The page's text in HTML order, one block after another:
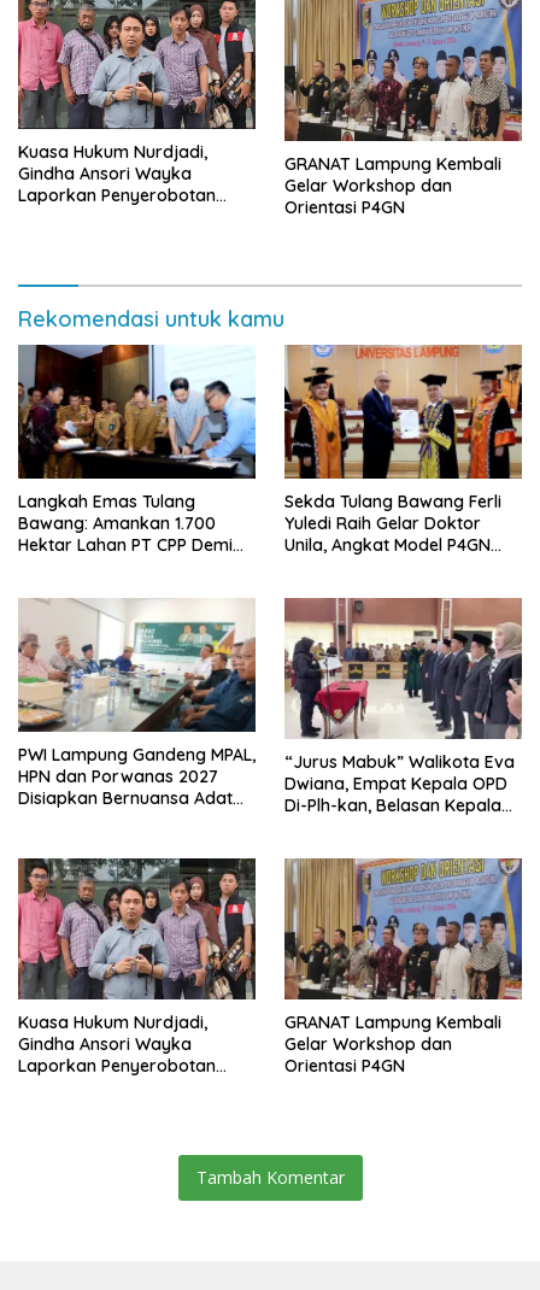
Kuasa Hukum Nurdjadi,
Gindha Ansori Wayka
Laporkan Penyerobotan
GRANAT Lampung Kembali
Gelar Workshop dan
Orientasi P4GN
Rekomendasi untuk kamu
Langkah Emas Tulang
Bawang: Amankan 1.700
Hektar Lahan PT CPP Demi
Sekda Tulang Bawang Ferli
Yuledi Raih Gelar Doktor
Unila, Angkat Model P4GN
PWI Lampung Gandeng MPAL,
HPN dan Porwanas 2027
Disiapkan Bernuansa Adat
“Jurus Mabuk” Walikota Eva
Dwiana, Empat Kepala OPD
Di-Plh-kan, Belasan Kepala
Kuasa Hukum Nurdjadi,
Gindha Ansori Wayka
Laporkan Penyerobotan
GRANAT Lampung Kembali
Gelar Workshop dan
Orientasi P4GN
Tambah Komentar